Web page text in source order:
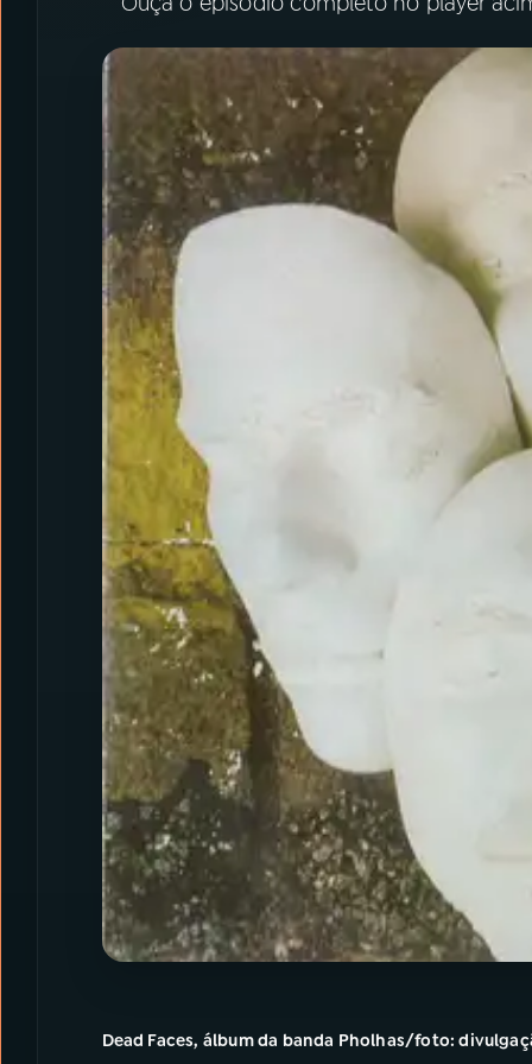
Dead Faces, álbum da banda Pholhas/foto: